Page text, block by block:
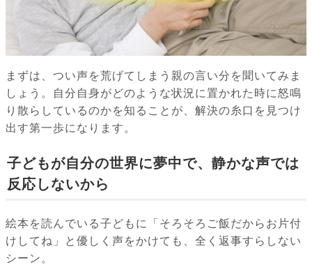
まずは、つい声を荒げてしまう親の言い分を聞いてみま
しょう。自分自身がどのような状況に置かれた時に怒鳴
り散らしているのかを知ることが、解決の糸口を見つけ
出す第一歩になります。
子どもが自分の世界に夢中で、静かな声では
反応しないから
絵本を読んでいる子どもに「そろそろご飯だからお片付
けしてね」と優しく声をかけても、全く返事すらしない
シーン。